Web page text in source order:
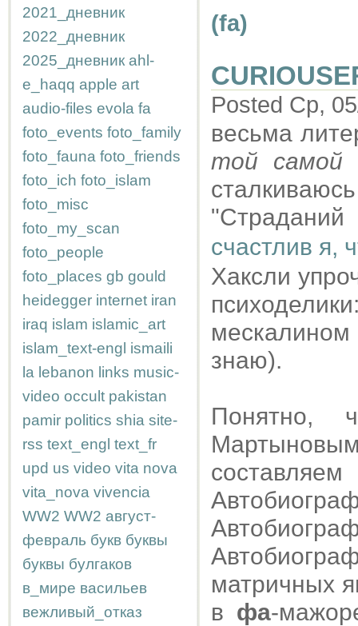
2021_дневник
2022_дневник
2025_дневник ahl-
e_haqq apple art
audio-files evola fa
foto_events foto_family
foto_fauna foto_friends
foto_ich foto_islam
foto_misc
foto_my_scan
foto_people
foto_places gb gould
heidegger internet iran
iraq islam islamic_art
islam_text-engl ismaili
la lebanon links music-
video occult pakistan
pamir politics shia site-
rss text_engl text_fr
upd us video vita nova
vita_nova vivencia
WW2 WW2 август-
февраль букв буквы
буквы булгаков
в_мире васильев
вежливый_отказ
(fa)
Posted Ср,
весьма
той самой
счастлив я,
Хаксли
знаю).
матричных
в фа-